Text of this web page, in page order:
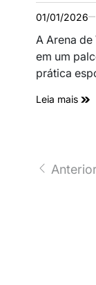
01/01/2026
A Arena
em um
prática
Leia mais